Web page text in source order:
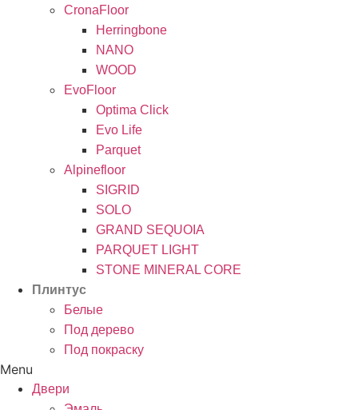
CronaFloor
Herringbone
NANO
WOOD
EvoFloor
Optima Click
Evo Life
Parquet
Alpinefloor
SIGRID
SOLO
GRAND SEQUOIA
PARQUET LIGHT
STONE MINERAL CORE
Плинтус
Белые
Под дерево
Под покраску
Menu
Двери